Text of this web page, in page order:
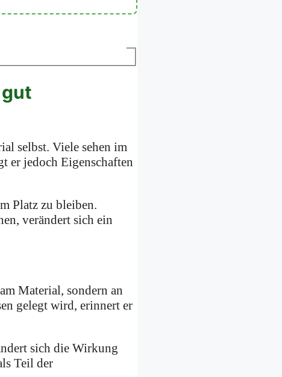
selbst. Viele sehen im
er jedoch Eigenschaften
Platz zu bleiben.
verändert sich ein
Material, sondern an
gelegt wird, erinnert er
sich die Wirkung
Teil der